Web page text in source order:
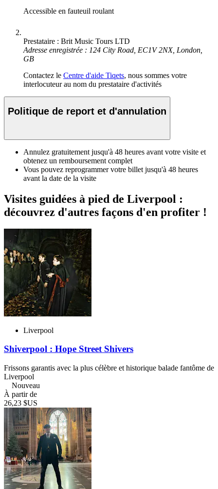
Accessible en fauteuil roulant
Prestataire : Brit Music Tours LTD
Adresse enregistrée : 124 City Road, EC1V 2NX, London,
GB
Contactez le Centre d'aide Tiqets, nous sommes votre
interlocuteur au nom du prestataire d'activités
Politique de report et d'annulation
Annulez gratuitement jusqu'à 48 heures avant votre visite et
obtenez un remboursement complet
Vous pouvez reprogrammer votre billet jusqu'à 48 heures
avant la date de la visite
Visites guidées à pied de Liverpool :
découvrez d'autres façons d'en profiter !
Liverpool
Shiverpool : Hope Street Shivers
Frissons garantis avec la plus célèbre et historique balade fantôme de
Liverpool
Nouveau
À partir de
26,23 $US